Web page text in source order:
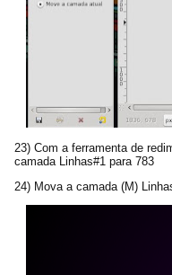
23) Com a ferramenta de
camada Linhas#1 para 783
24) Mova a camada (M)